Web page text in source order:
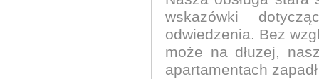
wskazówki
odwiedzenia. Bez
może na dłuzej,
apartamentach